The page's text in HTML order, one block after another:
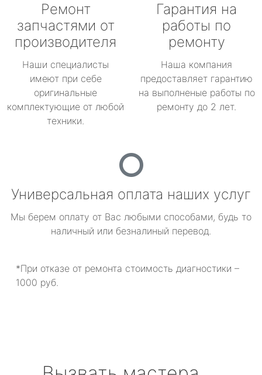
Ремонт
запчастями от
производителя
Наши специалисты
имеют при себе
оригинальные
комплектующие от любой
техники.
Гарантия на
работы по
ремонту
Наша компания
предоставляет гарантию
на выполненые работы по
ремонту до 2 лет.
Универсальная оплата наших услуг
Мы берем оплату от Вас любыми способами, будь то
наличный или безналиный перевод.
*При отказе от ремонта стоимость диагностики –
1000 руб.